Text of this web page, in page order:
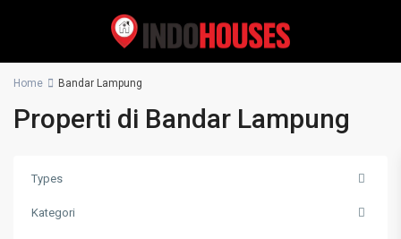
Home Bandar Lampung
Properti di Bandar Lampung
Types
Kategori